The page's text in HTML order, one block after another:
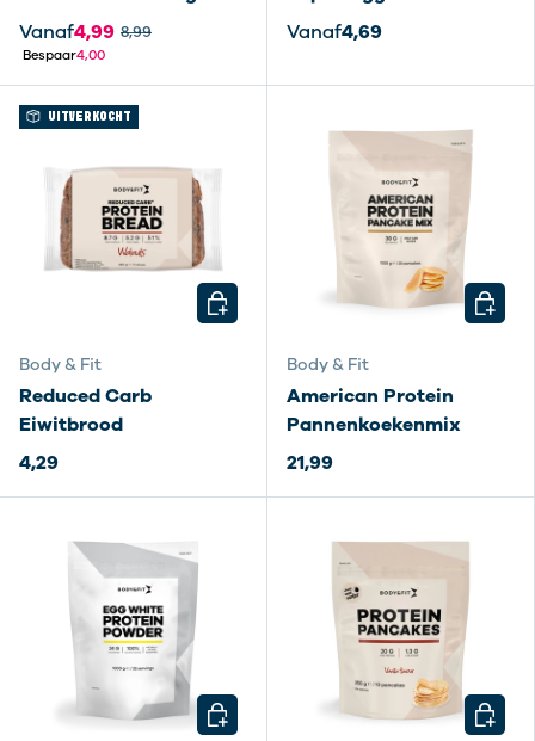
Vanaf4,99 8,99
Bespaar4,00
Vanaf4,69
UITVERKOCHT
Body & Fit
Reduced Carb
Eiwitbrood
4,29
KIES MOGELIJKHEDEN
Body & Fit
American Protein
Pannenkoekenmix
21,99
KIES
KIES MOGELIJKHEDEN KIES